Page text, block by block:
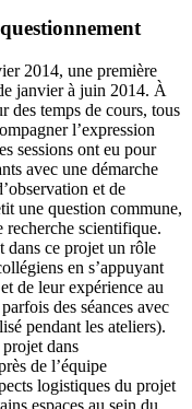
2014, une première
janvier à juin 2014. À
des temps de cours, tous
l’expression
sessions ont eu pour
avec une démarche
et de
une question commune,
recherche scientifique.
dans ce projet un rôle
en s’appuyant
de leur expérience au
des séances avec
pendant les ateliers).
dans
de l’équipe
logistiques du projet
espaces au sein du